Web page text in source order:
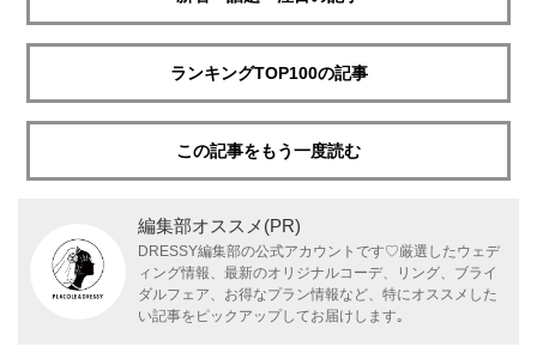
ランキングTOP100の記事
この記事をもう一度読む
編集部オススメ(PR)
DRESSY編集部の公式アカウントです♡厳選したウェデ
ィング情報、最新のオリジナルコーデ、リング、ブライ
ダルフェア、お得なプラン情報など、特にオススメした
い記事をピックアップしてお届けします｡